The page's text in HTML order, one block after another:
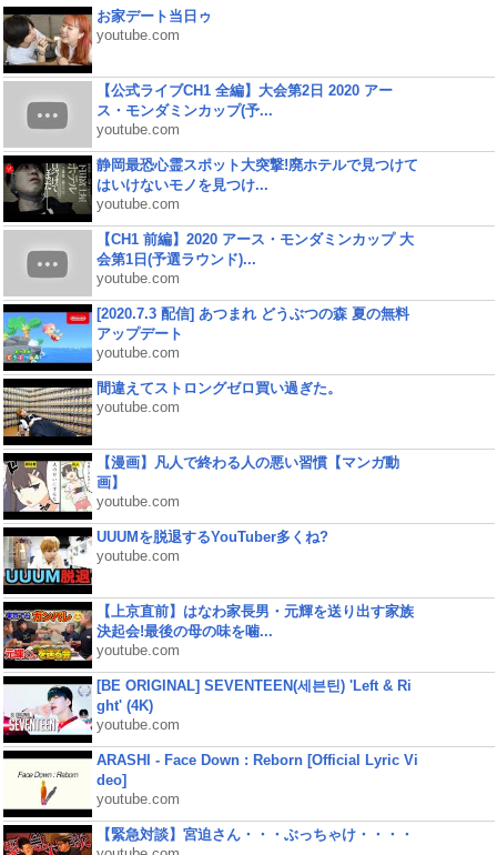
お家デート当日ゥ
youtube.com
【公式ライブCH1 全編】大会第2日 2020 アー
ス・モンダミンカップ(予...
youtube.com
静岡最恐心霊スポット大突撃!廃ホテルで見つけて
はいけないモノを見つけ...
youtube.com
【CH1 前編】2020 アース・モンダミンカップ 大
会第1日(予選ラウンド)...
youtube.com
[2020.7.3 配信] あつまれ どうぶつの森 夏の無料
アップデート
youtube.com
間違えてストロングゼロ買い過ぎた。
youtube.com
【漫画】凡人で終わる人の悪い習慣【マンガ動
画】
youtube.com
UUUMを脱退するYouTuber多くね?
youtube.com
【上京直前】はなわ家長男・元輝を送り出す家族
決起会!最後の母の味を噛...
youtube.com
[BE ORIGINAL] SEVENTEEN(세븐틴) 'Left & Ri
ght' (4K)
youtube.com
ARASHI - Face Down : Reborn [Official Lyric Vi
deo]
youtube.com
【緊急対談】宮迫さん・・・ぶっちゃけ・・・・